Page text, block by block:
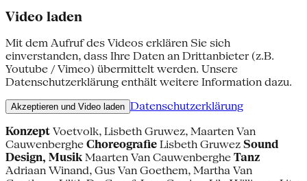
Video laden
Mit dem Aufruf des Videos erklären Sie sich
einverstanden, dass Ihre Daten an Drittanbieter (z.B.
Youtube / Vimeo) übermittelt werden. Unsere
Datenschutzerklärung enthält weitere Information dazu.
Akzeptieren und Video laden Datenschutzerklärung
Konzept Voetvolk, Lisbeth Gruwez, Maarten Van
Cauwenberghe Choreografie Lisbeth Gruwez Sound
Design, Musik Maarten Van Cauwenberghe Tanz
Adriaan Winand, Gus Van Goethem, Martha Van